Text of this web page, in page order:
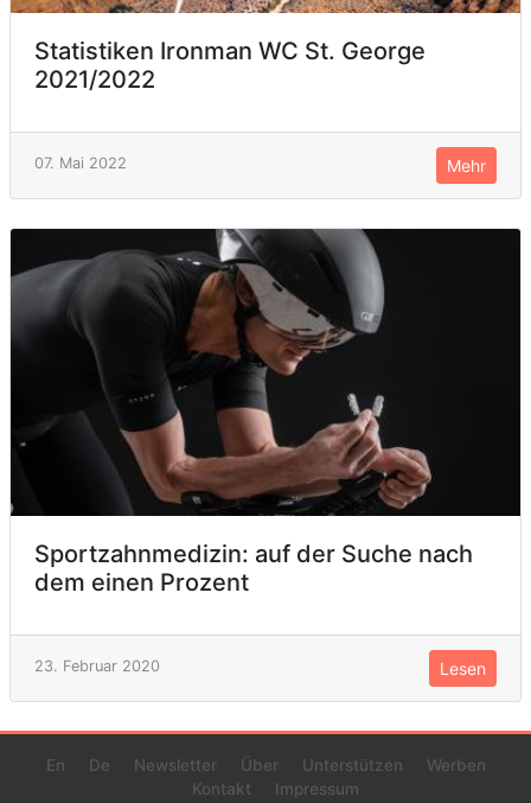
Statistiken Ironman WC St. George
2021/2022
07. Mai 2022 Mehr
Sportzahnmedizin: auf der Suche nach
dem einen Prozent
23. Februar 2020 Lesen
En De Newsletter Über Unterstützen
Werben
Kontakt
Impressum